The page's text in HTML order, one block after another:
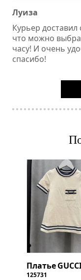
Луиза
Курьер доставил
что можно
часу! И очень
спасибо!
Платье
125731